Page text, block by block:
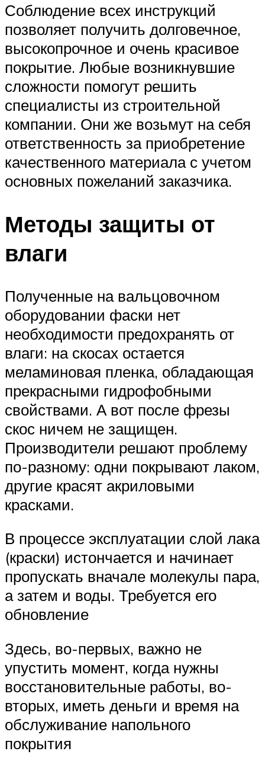
Соблюдение всех инструкций
позволяет получить долговечное,
высокопрочное и очень красивое
покрытие. Любые возникнувшие
сложности помогут решить
специалисты из строительной
компании. Они же возьмут на себя
ответственность за приобретение
качественного материала с учетом
основных пожеланий заказчика.
Методы защиты от
влаги
Полученные на вальцовочном
оборудовании фаски нет
необходимости предохранять от
влаги: на скосах остается
меламиновая пленка, обладающая
прекрасными гидрофобными
свойствами. А вот после фрезы
скос ничем не защищен.
Производители решают проблему
по-разному: одни покрывают лаком,
другие красят акриловыми
красками.
В процессе эксплуатации слой лака
(краски) истончается и начинает
пропускать вначале молекулы пара,
а затем и воды. Требуется его
обновление
Здесь, во-первых, важно не
упустить момент, когда нужны
восстановительные работы, во-
вторых, иметь деньги и время на
обслуживание напольного
покрытия